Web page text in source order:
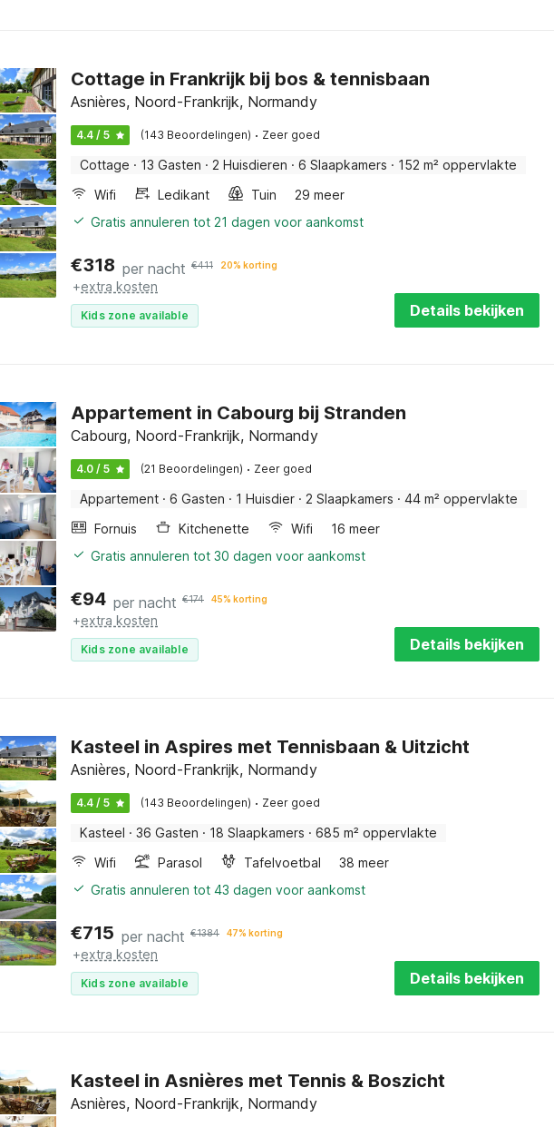
Cottage in Frankrijk bij bos & tennisbaan
Asnières, Noord-Frankrijk, Normandy
4.4 / 5 (143 Beoordelingen) · Zeer goed
Cottage · 13 Gasten · 2 Huisdieren · 6 Slaapkamers · 152 m² oppervlakte
Wifi
Ledikant Tuin
29 meer
Gratis annuleren tot 21 dagen voor aankomst
€318 per nacht €411 20% korting
+extra kosten
Kids zone available Details bekijken
Appartement in Cabourg bij Stranden
Cabourg, Noord-Frankrijk, Normandy
4.0 / 5 (21 Beoordelingen) · Zeer goed
Appartement · 6 Gasten · 1 Huisdier · 2 Slaapkamers · 44 m² oppervlakte
Fornuis
Kitchenette Wifi
16 meer
Gratis annuleren tot 30 dagen voor aankomst
€94 per nacht €174 45% korting
+extra kosten
Kids zone available Details bekijken
Kasteel in Aspires met Tennisbaan & Uitzicht
Asnières, Noord-Frankrijk, Normandy
4.4 / 5 (143 Beoordelingen) · Zeer goed
Kasteel · 36 Gasten · 18 Slaapkamers · 685 m² oppervlakte
Wifi
Parasol Tafelvoetbal
38 meer
Gratis annuleren tot 43 dagen voor aankomst
€715 per nacht €1384 47% korting
+extra kosten
Kids zone available Details bekijken
Kasteel in Asnières met Tennis & Boszicht
Asnières, Noord-Frankrijk, Normandy